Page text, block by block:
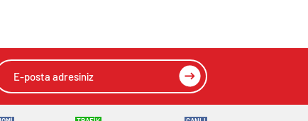
EURO 2024’te